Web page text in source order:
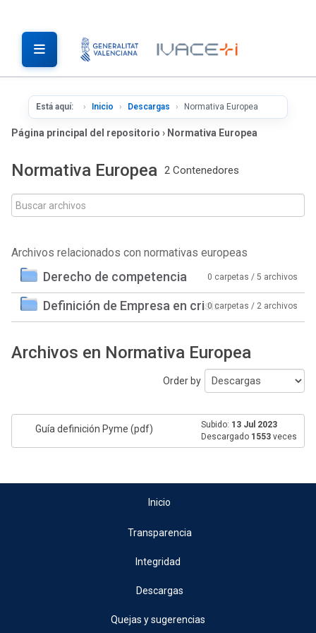
Está aquí: Inicio Descargas Normativa Europea
Página principal del repositorio › Normativa Europea
Normativa Europea 2 Contenedores
Archivos relacionados con normativas europeas
Derecho de competencia 0 carpetas / 5 archivos
Definición de Empresa en crisis0 carpetas / 2 archivos
Archivos en Normativa Europea
Order by
Guía definición Pyme (pdf) Subido: 13 Jul 2023
Descargado 1553 veces
Inicio
Transparencia
Integridad
Descargas
Quejas y sugerencias